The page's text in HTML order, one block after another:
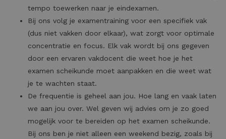
tempo toewerken naar je eindexamen.
Bij ons volg je examentraining voor een specifiek vak
(dus niet vakken door elkaar), wat zorgt voor optimale
concentratie en focus. Elk vak wordt bij ons gegeven
door een ervaren vakdocent die weet hoe je het
examen scheikunde moet aanpakken en die weet wat
je te wachten staat.
De frequentie is geheel aan jou. Hoe lang en vaak laten
we aan jou over. Wel geven wij advies om je zo goed
mogelijk voor te bereiden op het examen scheikunde.
Bij ons ben je niet alleen een weekend bezig, zoals bij